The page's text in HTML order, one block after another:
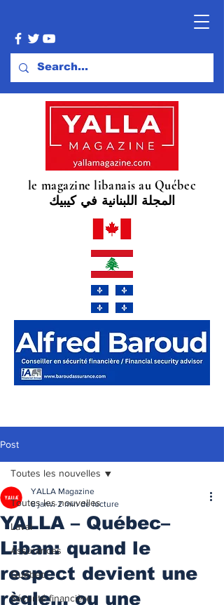
le magazine libanais au Québec
المجلة اللبنانية في كيبيك
Post
Toutes les nouvelles
Laval
Assurances
Québec
Sécurité financière
Toutes les nouvelles
YALLA – Québec–
Liban: quand le
respect devient une
règle… ou une
YALLA Magazine
8 janv. 2 min de lecture